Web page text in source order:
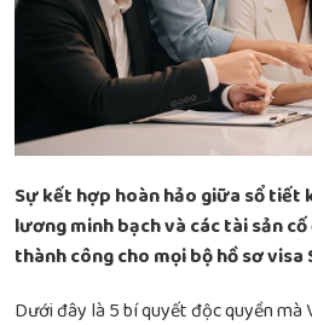
Sự kết hợp hoàn hảo giữa sổ tiết
lương minh bạch và các tài sản
thành công cho mọi bộ hồ sơ visa
Dưới đây là 5 bí quyết độc quyền mà